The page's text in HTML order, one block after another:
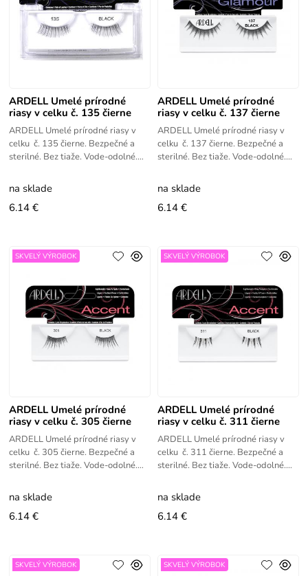
ARDELL Umelé prírodné
riasy v celku č. 135 čierne
ARDELL Umelé prírodné riasy v
celku č. 135 čierne. Bezpečné a
sterilné. Bez tiaže. Vode-odolné.
na sklade
6.14 €
ARDELL Umelé prírodné
riasy v celku č. 137 čierne
ARDELL Umelé prírodné riasy v
celku č. 137 čierne. Bezpečné a
sterilné. Bez tiaže. Vode-odolné.
na sklade
6.14 €
ARDELL Umelé prírodné
riasy v celku č. 305 čierne
ARDELL Umelé prírodné riasy v
celku č. 305 čierne. Bezpečné a
sterilné. Bez tiaže. Vode-odolné.
SKVELÝ VÝROBOK
na sklade
6.14 €
ARDELL Umelé prírodné
riasy v celku č. 311 čierne
ARDELL Umelé prírodné riasy v
celku č. 311 čierne. Bezpečné a
sterilné. Bez tiaže. Vode-odolné.
SKVELÝ VÝROBOK
na sklade
6.14 €
SKVELÝ VÝROBOK SKVELÝ VÝROBOK